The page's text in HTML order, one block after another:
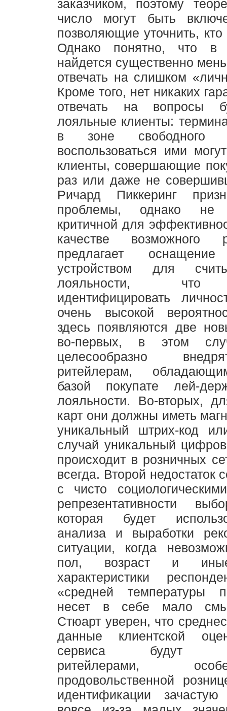
заказчиком, поэтому
число могут быть
позволяющие уточнить,
Однако понятно, что в
найдется существенно
отвечать на слишком
Кроме того, нет никаких
отвечать на вопросы
лояльные клиенты:
в зоне свободного
воспользоваться ими
клиенты, совершающие
раз или даже не
Ричард Пиккеринг
проблемы, однако не
критичной для
качестве возможного
предлагает оснащение
устройством для
лояльности, что
идентифицировать
очень высокой
здесь появляются две
во-первых, в этом
целесообразно
ритейлерам,
базой покупате лей-
лояльности. Во-вторых,
карт они должны иметь
уникальный штрих-код
случай уникальный
происходит в розничных
всегда. Второй недостаток
с чисто
репрезентативности
которая будет
анализа и выработки
ситуации, когда
пол, возраст и
характеристики
«средней температуры
несет в себе мало
Стюарт уверен, что
данные клиентской
сервиса будут
ритейлерами,
продовольственной
идентификации